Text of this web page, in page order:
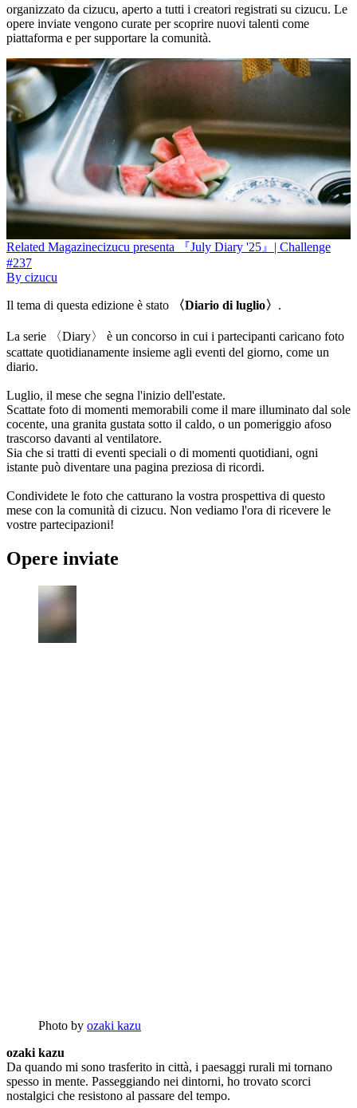
organizzato da cizucu, aperto a tutti i creatori registrati su cizucu. Le
opere inviate vengono curate per scoprire nuovi talenti come
piattaforma e per supportare la comunità.
Related Magazinecizucu presenta 『July Diary '25』| Challenge
#237
By cizucu
Il tema di questa edizione è stato 〈Diario di luglio〉 .
La serie 〈Diary〉 è un concorso in cui i partecipanti caricano foto
scattate quotidianamente insieme agli eventi del giorno, come un
diario.
Luglio, il mese che segna l'inizio dell'estate.
Scattate foto di momenti memorabili come il mare illuminato dal sole
cocente, una granita gustata sotto il caldo, o un pomeriggio afoso
trascorso davanti al ventilatore.
Sia che si tratti di eventi speciali o di momenti quotidiani, ogni
istante può diventare una pagina preziosa di ricordi.
Condividete le foto che catturano la vostra prospettiva di questo
mese con la comunità di cizucu. Non vediamo l'ora di ricevere le
vostre partecipazioni!
Opere inviate
Photo by ozaki kazu
ozaki kazu
Da quando mi sono trasferito in città, i paesaggi rurali mi tornano
spesso in mente. Passeggiando nei dintorni, ho trovato scorci
nostalgici che resistono al passare del tempo.